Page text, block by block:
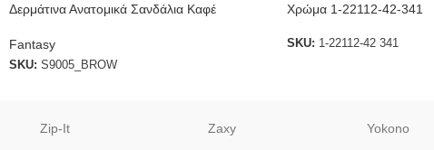
Δερμάτινα Ανατομικά Σανδάλια Καφέ
Fantasy
SKU: S9005_BROW
Χρώμα 1-22112-42-341
SKU: 1-22112-42 341
Zip-It Zaxy Yokono